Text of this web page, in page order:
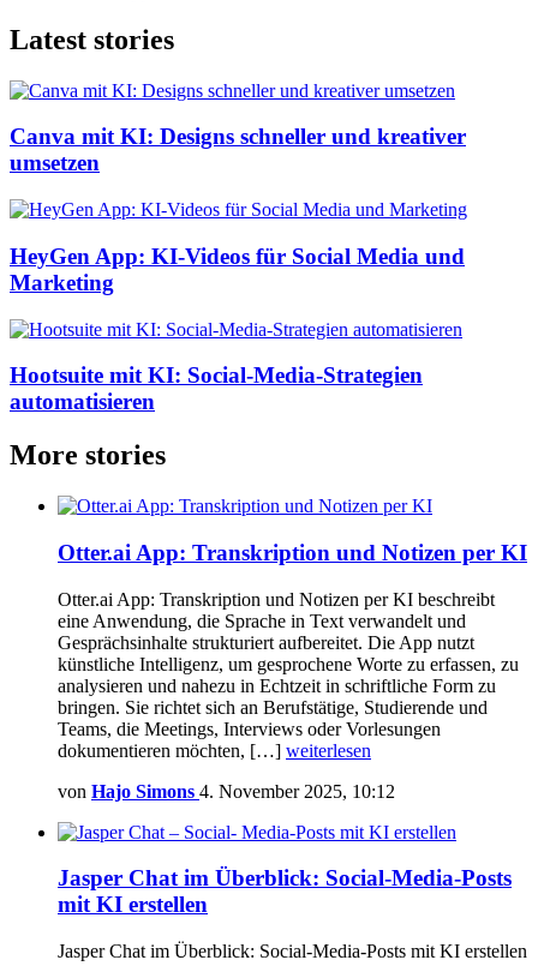
Latest stories
Canva mit KI: Designs schneller und kreativer
umsetzen
HeyGen App: KI-Videos für Social Media und
Marketing
Hootsuite mit KI: Social-Media-Strategien
automatisieren
More stories
Otter.ai App: Transkription und Notizen per KI
Otter.ai App: Transkription und Notizen per KI beschreibt
eine Anwendung, die Sprache in Text verwandelt und
Gesprächsinhalte strukturiert aufbereitet. Die App nutzt
künstliche Intelligenz, um gesprochene Worte zu erfassen, zu
analysieren und nahezu in Echtzeit in schriftliche Form zu
bringen. Sie richtet sich an Berufstätige, Studierende und
Teams, die Meetings, Interviews oder Vorlesungen
dokumentieren möchten, […] weiterlesen
von Hajo Simons 4. November 2025, 10:12
Jasper Chat im Überblick: Social-Media-Posts
mit KI erstellen
Jasper Chat im Überblick: Social-Media-Posts mit KI erstellen